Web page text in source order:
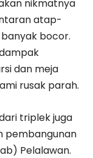
nikmatnya
atap-
bocor.
dan meja
rusak parah.
triplek juga
pembangunan
Pelalawan.